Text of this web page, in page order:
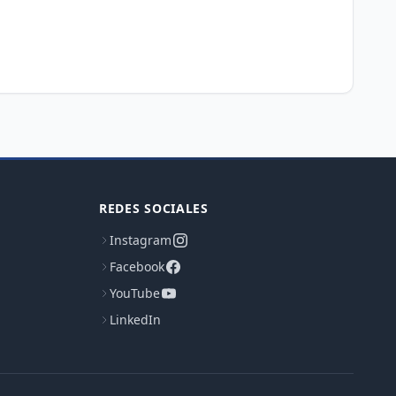
REDES SOCIALES
Instagram
Facebook
YouTube
LinkedIn